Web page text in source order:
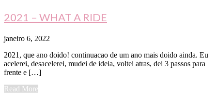
2021 – WHAT A RIDE
janeiro 6, 2022
2021, que ano doido! continuacao de um ano mais doido ainda. Eu
acelerei, desacelerei, mudei de ideia, voltei atras, dei 3 passos para
frente e […]
Read More